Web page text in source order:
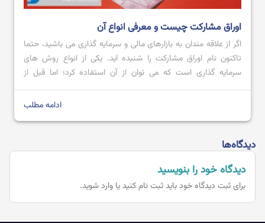
اوراق مشارکت چیست و معرفی انواع آن
اگر از علاقه مندان به بازارهای مالی و سرمایه گذاری می باشید، حتما
تاکنون نام اوراق مشارکت را شنیده اید. یکی از انواع روش های
سرمایه گذاری است که می توان از آن استفاده کرد؛ اما قبل از
استفاده بهتر است که اطلاعی را درمورد آن کسب کرد. به عنوان مثال،
ادامه مطلب
دیدگاه‌ها
دیدگاه خود را بنویسید
برای ثبت دیدگاه خود بایدثبت نام کنید یا وارد شوید.